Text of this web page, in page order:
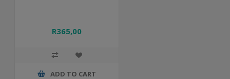
R365,00
ADD TO CART